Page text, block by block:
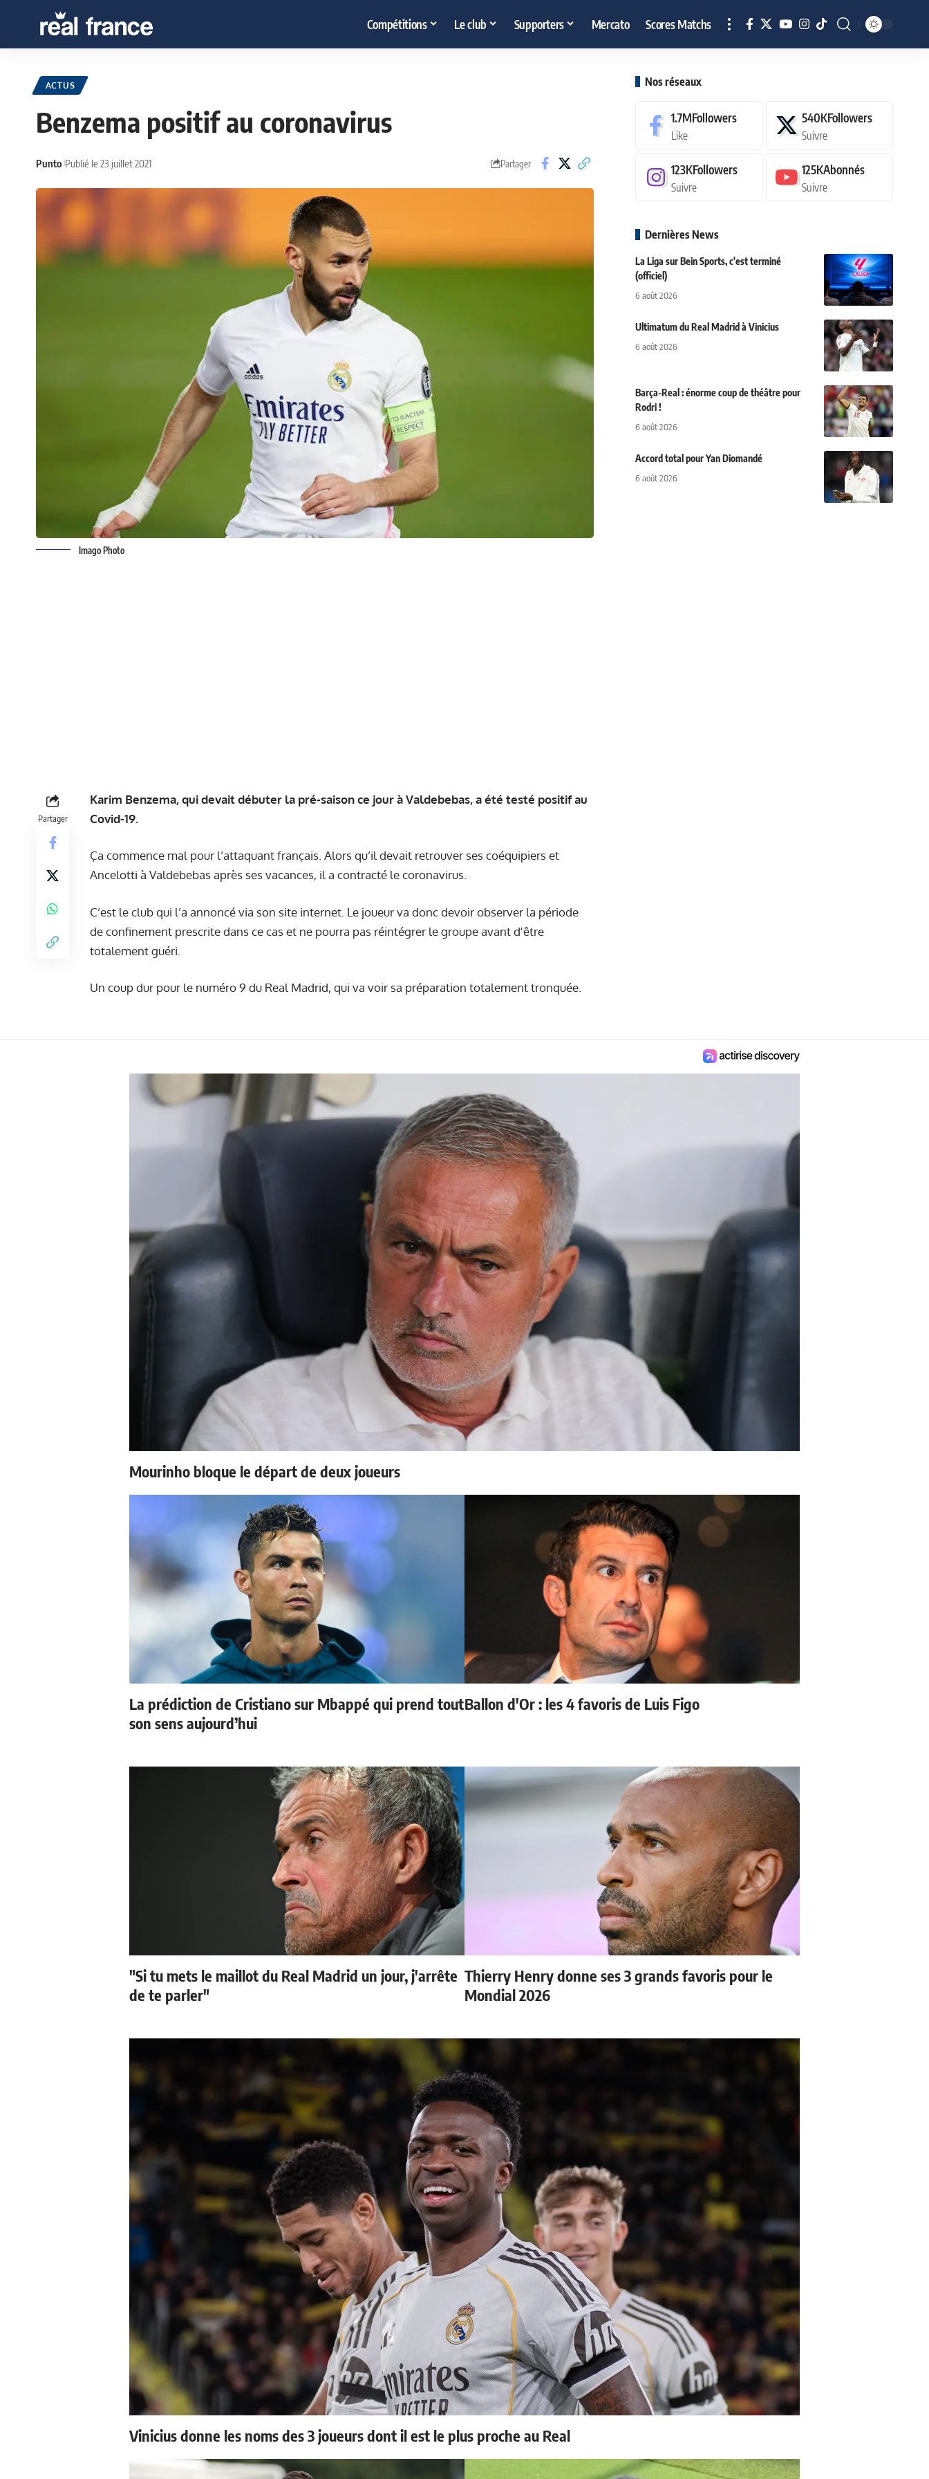
Compétitions Le club Supporters Mercato Scores Matchs
ACTUS
Benzema positif au coronavirus
Punto Publié le 23 juillet 2021 Partager
Imago Photo
Partager
Karim Benzema, qui devait débuter la pré-saison ce jour à Valdebebas, a été testé positif au
Covid-19.
Ça commence mal pour l’attaquant français. Alors qu’il devait retrouver ses coéquipiers et
Ancelotti à Valdebebas après ses vacances, il a contracté le coronavirus.
C’est le club qui l’a annoncé via son site internet. Le joueur va donc devoir observer la période
de confinement prescrite dans ce cas et ne pourra pas réintégrer le groupe avant d'être
totalement guéri.
Un coup dur pour le numéro 9 du Real Madrid, qui va voir sa préparation totalement tronquée.
Nos réseaux
1.7MFollowers
Like
540KFollowers
Suivre
123KFollowers
Suivre
125KAbonnés
Suivre
Dernières News
La Liga sur Bein Sports, c'est terminé
(officiel)
6 août 2026
Ultimatum du Real Madrid à Vinicius
6 août 2026
Barça-Real : énorme coup de théâtre pour
Rodri !
6 août 2026
Accord total pour Yan Diomandé
6 août 2026
Mourinho bloque le départ de deux joueurs
La prédiction de Cristiano sur Mbappé qui prend tout
son sens aujourd’hui
Ballon d'Or : les 4 favoris de Luis Figo
"Si tu mets le maillot du Real Madrid un jour, j'arrête
de te parler"
Thierry Henry donne ses 3 grands favoris pour le
Mondial 2026
Vinicius donne les noms des 3 joueurs dont il est le plus proche au Real